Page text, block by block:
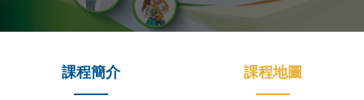
課程簡介 課程地圖